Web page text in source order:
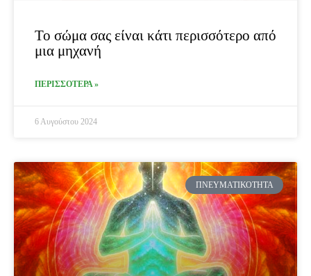
Το σώμα σας είναι κάτι περισσότερο από
μια μηχανή
ΠΕΡΙΣΣΟΤΕΡΑ »
6 Αυγούστου 2024
ΠΝΕΥΜΑΤΙΚΌΤΗΤΑ